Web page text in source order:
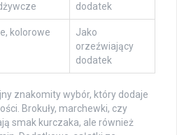
dodatek
kolorowe
Jako
orzeźwiający
dodatek
znakomity wybór, który dodaje
Brokuły, marchewki, czy
smak kurczaka, ale również